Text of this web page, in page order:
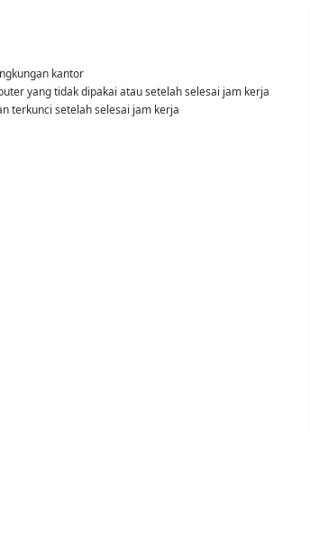
kantor
yang tidak dipakai atau setelah selesai jam kerja
terkunci setelah selesai jam kerja